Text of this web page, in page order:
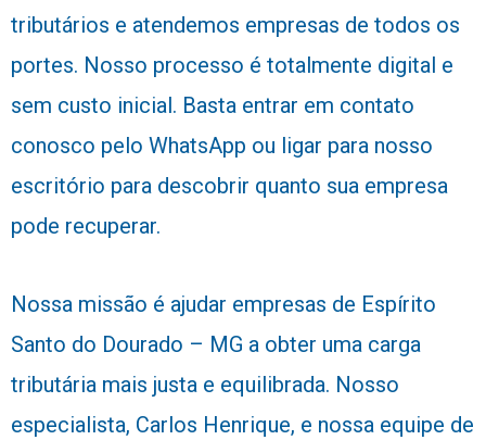
tributários e atendemos empresas de todos os
portes. Nosso processo é totalmente digital e
sem custo inicial. Basta entrar em contato
conosco pelo WhatsApp ou ligar para nosso
escritório para descobrir quanto sua empresa
pode recuperar.
Nossa missão é ajudar empresas de Espírito
Santo do Dourado – MG a obter uma carga
tributária mais justa e equilibrada. Nosso
especialista, Carlos Henrique, e nossa equipe de